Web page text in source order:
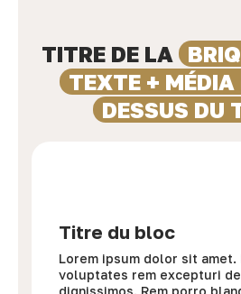
TITRE DE LA
TEXTE + MÉDIA
DESSUS DU
Titre du bloc
Lorem ipsum dolor sit amet.
voluptates rem excepturi
dignissimos. Rem porro